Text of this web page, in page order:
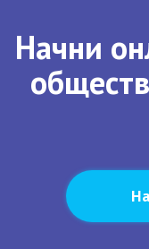
Начни